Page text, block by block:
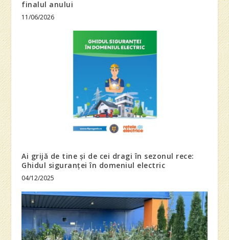
finalul anului
11/06/2026
Ai grijă de tine și de cei dragi în sezonul rece:
Ghidul siguranței în domeniul electric
04/12/2025